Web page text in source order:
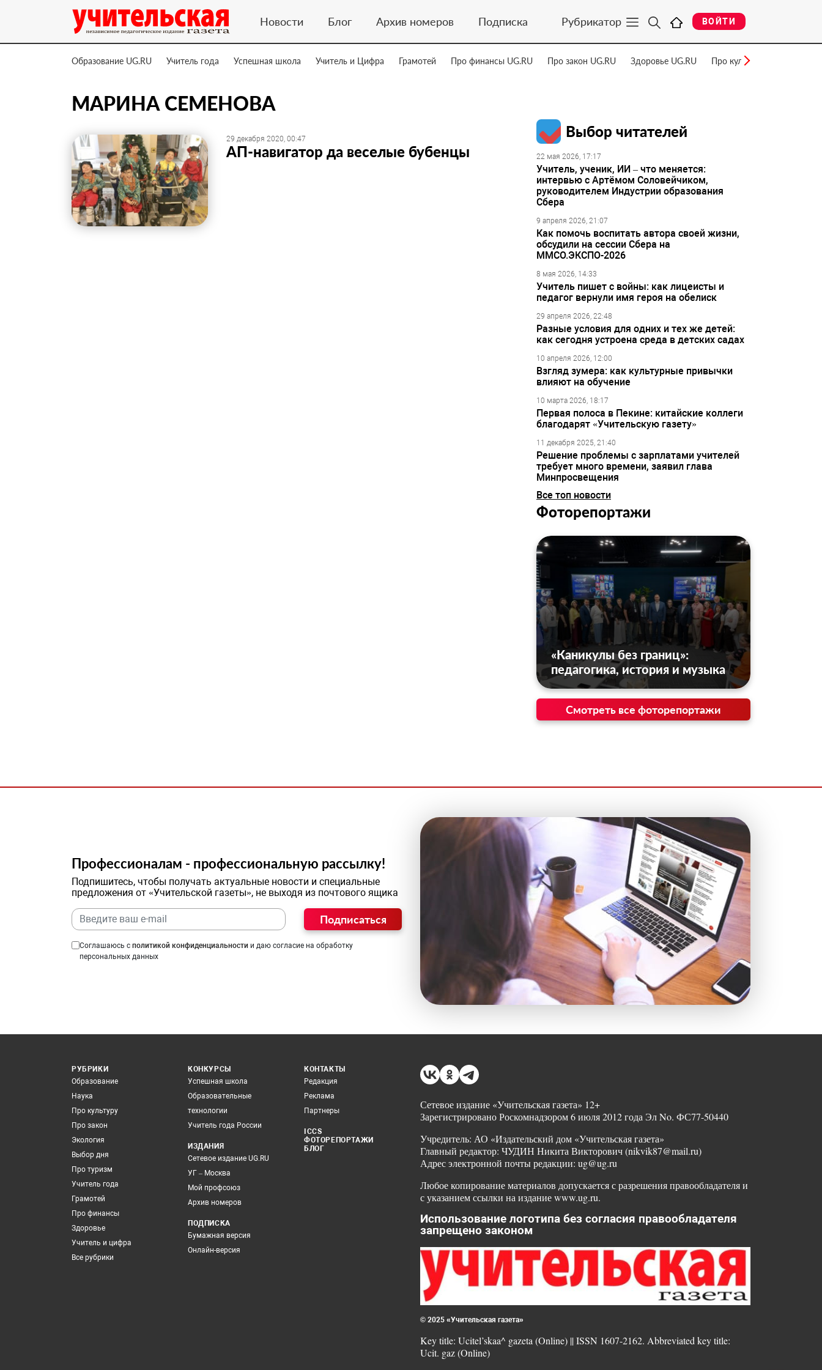
Новости Блог Архив номеров Подписка Рубрикатор ВОЙТИ
Образование UG.RU Учитель года Успешная школа Учитель и Цифра Грамотей Про финансы UG.RU Про закон UG.RU Здоровье UG.RU Про культуру UG.RU
МАРИНА СЕМЕНОВА
29 декабря 2020, 00:47
АП-навигатор да веселые бубенцы
Выбор читателей
22 мая 2026, 17:17
Учитель, ученик, ИИ – что меняется:
интервью с Артёмом Соловейчиком,
руководителем Индустрии образования
Сбера
9 апреля 2026, 21:07
Как помочь воспитать автора своей жизни,
обсудили на сессии Сбера на
ММСО.ЭКСПО-2026
8 мая 2026, 14:33
Учитель пишет с войны: как лицеисты и
педагог вернули имя героя на обелиск
29 апреля 2026, 22:48
Разные условия для одних и тех же детей:
как сегодня устроена среда в детских садах
10 апреля 2026, 12:00
Взгляд зумера: как культурные привычки
влияют на обучение
10 марта 2026, 18:17
Первая полоса в Пекине: китайские коллеги
благодарят «Учительскую газету»
11 декабря 2025, 21:40
Решение проблемы с зарплатами учителей
требует много времени, заявил глава
Минпросвещения
Все топ новости
Фоторепортажи
«Каникулы без границ»:
педагогика, история и музыка
Смотреть все фоторепортажи
Профессионалам - профессиональную рассылку!
Подпишитесь, чтобы получать актуальные новости и специальные
предложения от «Учительской газеты», не выходя из почтового ящика
Подписаться
Соглашаюсь с политикой конфиденциальности и даю согласие на обработку
персональных данных
РУБРИКИ
Образование
Наука
Про культуру
Про закон
Экология
Выбор дня
Про туризм
Учитель года
Грамотей
Про финансы
Здоровье
Учитель и цифра
Все рубрики
КОНКУРСЫ
Успешная школа
Образовательные
технологии
Учитель года России
ИЗДАНИЯ
Сетевое издание UG.RU
УГ – Москва
Мой профсоюз
Архив номеров
ПОДПИСКА
Бумажная версия
Онлайн-версия
КОНТАКТЫ
Редакция
Реклама
Партнеры
ICCS
ФОТОРЕПОРТАЖИ
БЛОГ
Сетевое издание «Учительская газета» 12+
Зарегистрировано Роскомнадзором 6 июля 2012 года Эл No. ФС77-50440
Учредитель: АО «Издательский дом «Учительская газета»
Главный редактор: ЧУДИН Никита Викторович (nikvik87@mail.ru)
Адрес электронной почты редакции: ug@ug.ru
Любое копирование материалов допускается с разрешения правообладателя и
с указанием ссылки на издание www.ug.ru.
Использование логотипа без согласия правообладателя
запрещено законом
© 2025 «Учительская газета»
Key title: Ucitel’skaa^ gazeta (Online) || ISSN 1607-2162. Abbreviated key title:
Ucit. gaz (Online)